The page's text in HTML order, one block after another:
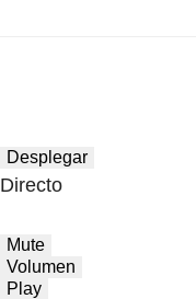
Desplegar
Directo
Mute
Volumen
Play